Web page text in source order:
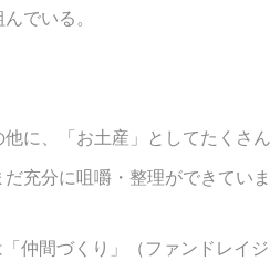
でいる。
に、「お土産」としてたくさ
充分に咀嚼・整理ができてい
仲間づくり」（ファンドレイ